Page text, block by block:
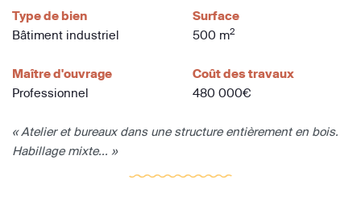
Type de bien
Bâtiment industriel
Surface
500 m2
Maître d'ouvrage
Professionnel
Coût des travaux
480 000€
« Atelier et bureaux dans une structure entièrement en bois.
Habillage mixte... »